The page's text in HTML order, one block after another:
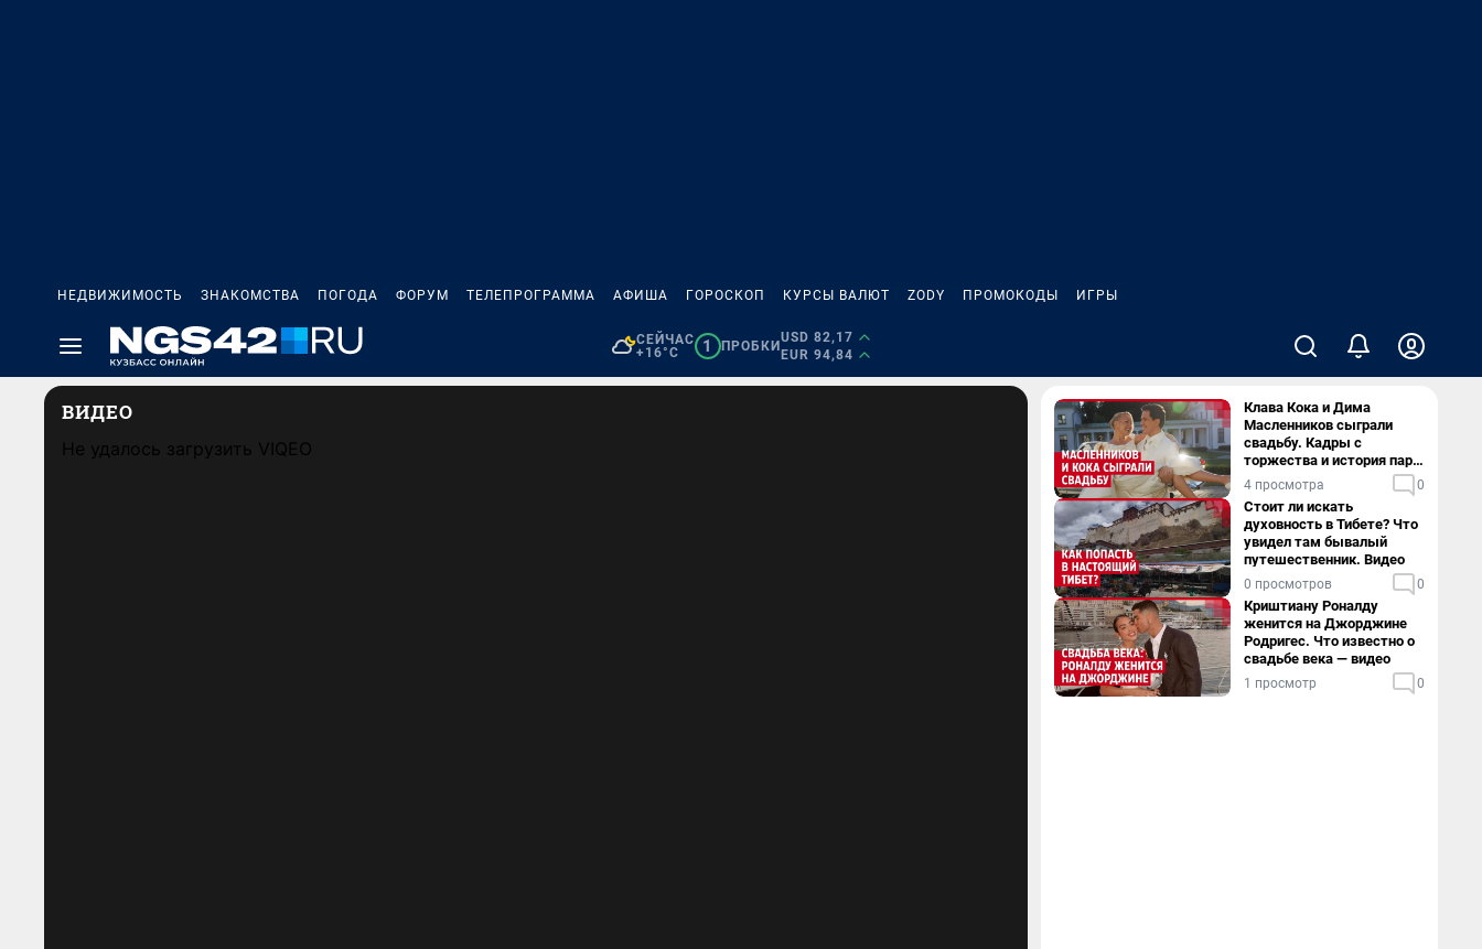
НЕДВИЖИМОСТЬ ЗНАКОМСТВА ПОГОДА ФОРУМ ТЕЛЕПРОГРАММА АФИША ГОРОСКОП КУРСЫ ВАЛЮТ ZODY ПРОМОКОДЫ ИГРЫ
СЕЙЧАС
+16°C
1 ПРОБКИ
USD 82,17
EUR 94,84
ВИДЕО
Не удалось загрузить VIQEO
Клава Кока и Дима
Масленников сыграли
свадьбу. Кадры с
торжества и история пары
— в видео
4 просмотра 0
Стоит ли искать
духовность в Тибете? Что
увидел там бывалый
путешественник. Видео
0 просмотров 0
Криштиану Роналду
женится на Джорджине
Родригес. Что известно о
свадьбе века — видео
1 просмотр 0